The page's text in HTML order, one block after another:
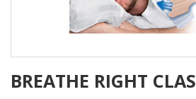
BREATHE RIGHT